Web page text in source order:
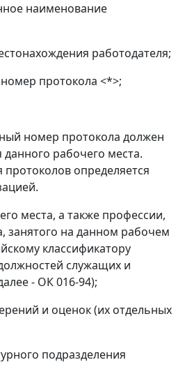
наименование
работодателя;
протокола <*>;
номер протокола должен
рабочего места.
определяется
места, а также профессии,
занятого на данном рабочем
классификатору
служащих и
- ОК 016-94);
и оценок (их отдельных
подразделения